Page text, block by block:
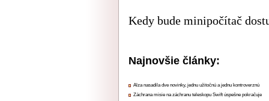
Kedy bude minipočítač
Najnovšie články:
Alza nasadila dve novinky, jednu užitočnú a jednu kontroverznú
Záchrana misie na záchranu teleskopu Swift úspešne pokračuje